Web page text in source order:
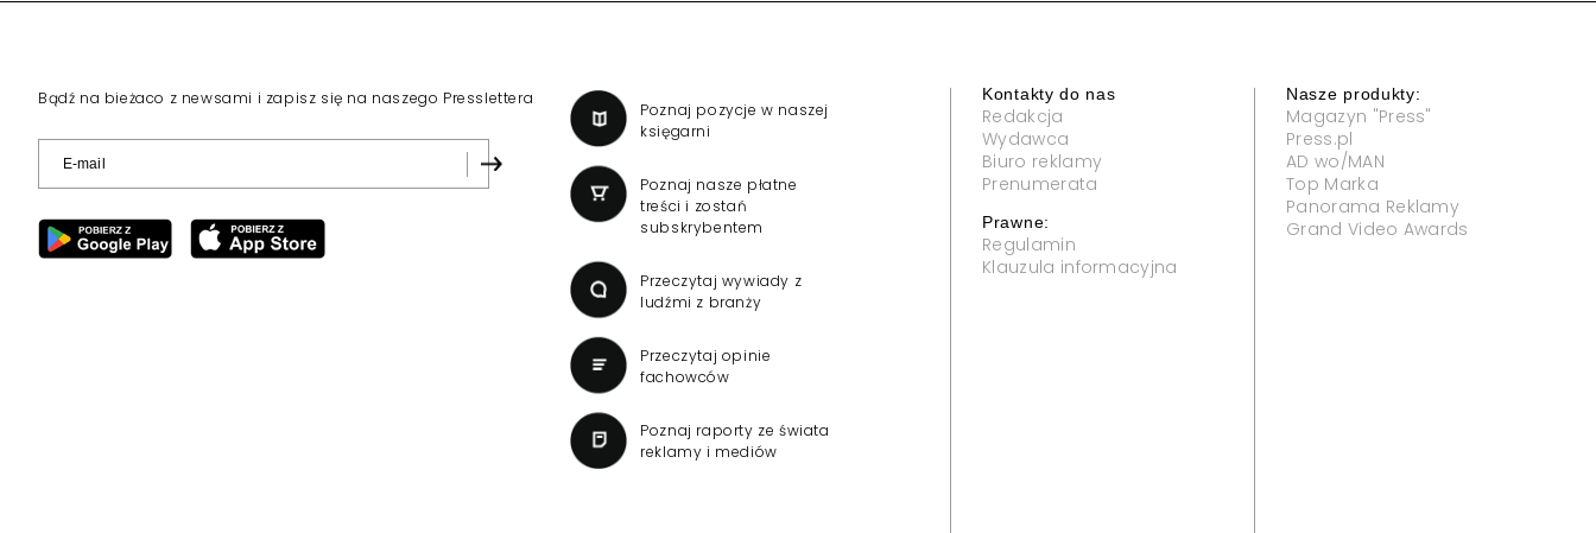
Bądź na bieżaco z newsami i zapisz się na naszego Presslettera
Poznaj pozycje w naszej
księgarni
Poznaj nasze płatne
treści i zostań
subskrybentem
Przeczytaj wywiady z
ludźmi z branży
Przeczytaj opinie
fachowców
Poznaj raporty ze świata
reklamy i mediów
Kontakty do nas
Redakcja
Wydawca
Biuro reklamy
Prenumerata
Prawne:
Regulamin
Klauzula informacyjna
Nasze produkty:
Magazyn "Press"
Press.pl
AD wo/MAN
Top Marka
Panorama Reklamy
Grand Video Awards